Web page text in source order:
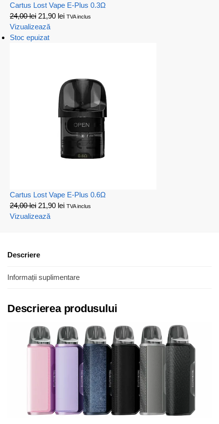
Cartus Lost Vape E-Plus 0.3Ω
24,00lei 21,90 lei TVA inclus
Vizualizează
Stoc epuizat
Cartus Lost Vape E-Plus 0.6Ω
24,00lei 21,90 lei TVA inclus
Vizualizează
Descriere
Informații suplimentare
Descrierea produsului